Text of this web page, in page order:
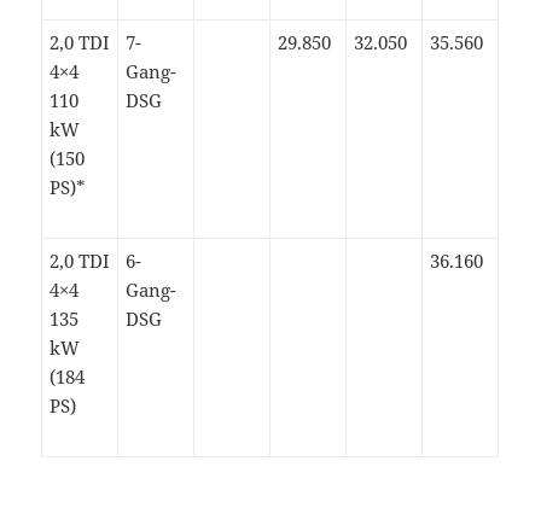
2,0 TDI
4×4
110
kW
(150
PS)*
7-
Gang-
DSG
29.850 32.050 35.560
2,0 TDI
4×4
135
kW
(184
PS)
6-
Gang-
DSG
36.160